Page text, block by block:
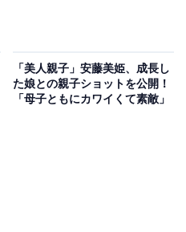
「美人親子」安藤美姫、成長し
た娘との親子ショットを公開！
「母子ともにカワイくて素敵」